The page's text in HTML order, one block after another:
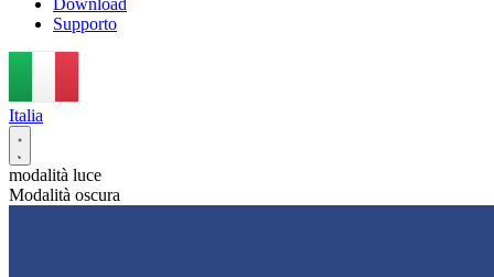
Download
Supporto
Italia
modalità luce
Modalità oscura